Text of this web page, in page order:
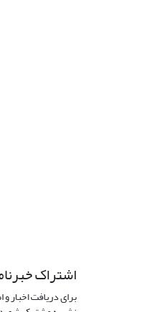
اشتراک
برای دریافت اخبار